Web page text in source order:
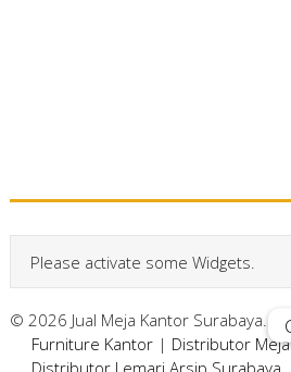
Please activate some Widgets.
© 2026 Jual Meja Kantor Surabaya.
Furniture Kantor| Distributor
Distributor Lemari Arsip Surabaya